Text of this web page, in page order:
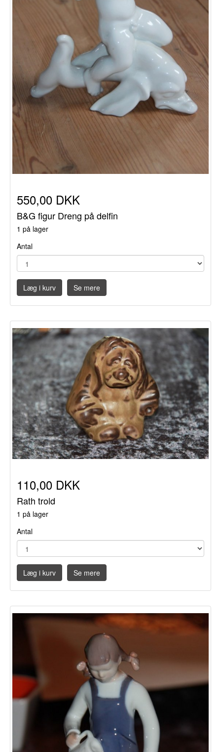
550,00 DKK
B&G figur Dreng på delfin
1 på lager
Antal
Læg i kurv Se mere
110,00 DKK
Rath trold
1 på lager
Antal
Læg i kurv Se mere